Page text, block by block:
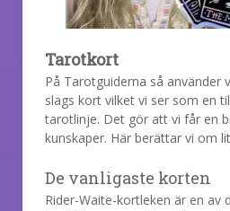
Tarotkort
På Tarotguiderna så använder
slags kort vilket vi ser som en
tarotlinje. Det gör att vi får en
kunskaper. Här berättar vi om
De vanligaste korten
Rider-Waite-kortleken är en av